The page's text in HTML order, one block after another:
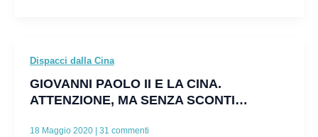
Dispacci dalla Cina
GIOVANNI PAOLO II E LA CINA.
ATTENZIONE, MA SENZA SCONTI…
18 Maggio 2020 31 commenti